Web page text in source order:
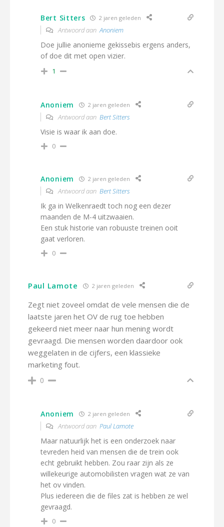
Bert Sitters 2 jaren geleden
Antwoord aanAnoniem
Doe jullie anonieme gekissebis ergens anders,
of doe dit met open vizier.
1
Anoniem 2 jaren geleden
Antwoord aan Bert Sitters
Visie is waar ik aan doe.
0
Anoniem 2 jaren geleden
Antwoord aan Bert Sitters
Ik ga in Welkenraedt toch nog een dezer
maanden de M-4 uitzwaaien.
Een stuk historie van robuuste treinen ooit
gaat verloren.
0
Paul Lamote 2 jaren geleden
Zegt niet zoveel omdat de vele mensen die de
laatste jaren het OV de rug toe hebben
gekeerd niet meer naar hun mening wordt
gevraagd. Die mensen worden daardoor ook
weggelaten in de cijfers, een klassieke
marketing fout.
0
Anoniem 2 jaren geleden
Antwoord aan Paul Lamote
Maar natuurlijk het is een onderzoek naar
tevreden heid van mensen die de trein ook
echt gebruikt hebben. Zou raar zijn als ze
willekeurige automobilisten vragen wat ze van
het ov vinden.
Plus iedereen die de files zat is hebben ze wel
gevraagd.
0